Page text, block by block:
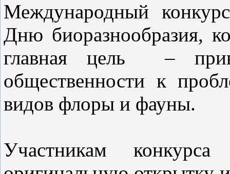
Международный
Дню биоразнообразия,
главная цель –
общественности к
видов флоры и фауны.
Участникам